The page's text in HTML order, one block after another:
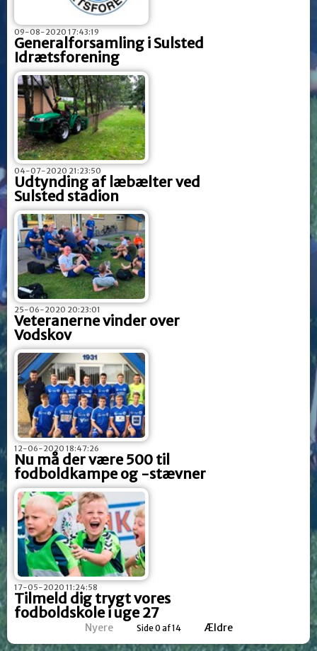
09-08-2020 17:43:19
Generalforsamling i Sulsted
Idrætsforening
04-07-2020 21:23:50
Udtynding af læbælter ved
Sulsted stadion
25-06-2020 20:23:01
Veteranerne vinder over
Vodskov
12-06-2020 18:47:26
Nu må der være 500 til
fodboldkampe og -stævner
17-05-2020 11:24:58
Tilmeld dig trygt vores
fodboldskole i uge 27
Nyere Side 0 af 14 Ældre